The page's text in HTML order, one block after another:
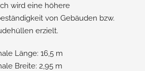
wird eine höhere
von Gebäuden bzw.
erzielt.
Länge: 16,5 m
Breite: 2,95 m